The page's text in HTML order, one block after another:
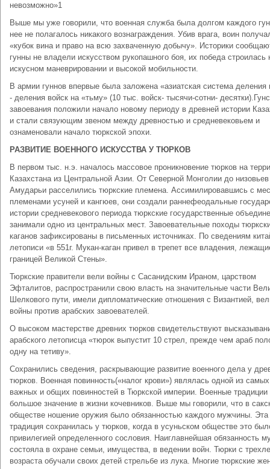
невозможно»1
Выше мы уже говорили, что военная служба была долгом каждого
нее не полагалось никакого вознаграждения. Убив врага, воин
«кубок вина и право на всю захваченную добычу». Историки
гунны не владели искусством рукопашного боя, их победа строилась
искусном маневрировании и высокой мобильности.
В армии гуннов впервые была заложена «азиатская система деления
- деления войск на «тьму» (10 тыс. войск- тысячи-сотни-
завоевания положили начало новому периоду в древней истории
и стали связующим звеном между древностью и средневековьем и
ознаменовали начало тюркской эпохи.
РАЗВИТИЕ ВОЕННОГО ИСКУССТВА У ТЮРКОВ
В первом тыс. н.э. началось массовое проникновение тюрков на
Казахстана из Центральной Азии. От Северной Монголии до низовьев
Амударьи расселились тюркские племена. Ассимилировавшись с
племенами усуней и кангюев, они создали раннефеодальные
истории средневекового периода тюркские государственные
занимали одно из центральных мест. Завоевательные походы
каганов зафиксированы в письменных источниках. По сведениям
летописи «в 551г. Мукан-каган привел в трепет все владения,
границей Великой Стены».
Тюркские правители вели войны с Сасанидским Ираном, царством
Эфталитов, распространили свою власть на значительные части
Шелкового пути, имели дипломатические отношения с Византией,
войны против арабских завоевателей.
О высоком мастерстве древних тюрков свидетельствуют
арабского летописца «тюрок выпустит 10 стрел, прежде чем араб
одну на тетиву».
Сохранились сведения, раскрывающие развитие военного дела у
тюрков. Военная повинность(«налог крови») являлась одной из самых
важных и общих повинностей в Тюркской империи. Военные
большое значение в жизни кочевников. Выше мы говорили, что в
обществе ношение оружия было обязанностью каждого мужчины. Эта
традиция сохранилась у тюрков, когда в усуньском обществе это
привилегией определенного сословия. Наиглавнейшая обязанность
состояла в охране семьи, имущества, в ведении войн. Тюрки с
возраста обучали своих детей стрельбе из лука. Многие тюркские